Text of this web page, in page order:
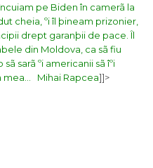
pe Biden în camerã la
cheia, ºi îl þineam prizonier,
drept garanþii de pace. Îl
din Moldova, ca sã fiu
sarã ºi americanii sã îºi
Mihai Rapcea]]>